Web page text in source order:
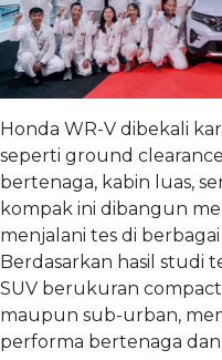
Honda WR-V dibekali
seperti ground
bertenaga, kabin luas,
kompak ini dibangun
menjalani tes di
Berdasarkan hasil studi
SUV berukuran
maupun sub-urban,
performa bertenaga